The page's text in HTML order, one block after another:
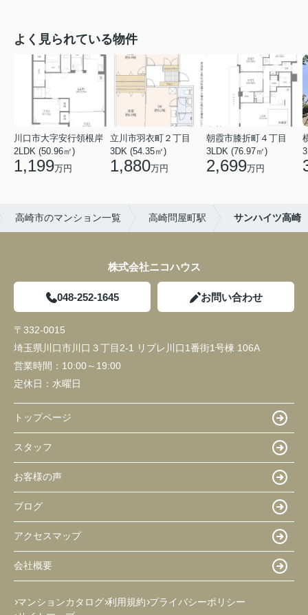
よく見られている物件
川口市大字安行領根岸
2LDK (50.96㎡)
1,199万円
立川市羽衣町２丁目
3DK (54.35㎡)
1,880万円
朝霞市膝折町４丁目
3LDK (76.97㎡)
2,699万円
高崎市のマンション一覧 高崎問屋町駅 サンハイツ高崎
株式会社ニコハウス
048-252-1645 お問い合わせ
〒332-0015
埼玉県川口市川口３丁目2-1 リプレ川口1番街1号棟 106A
営業時間： 10:00～19:00
定休日： 水曜日
トップページ
スタッフ
お客様の声
ブログ
アクセスマップ
会社概要
マンションカタログ 利用規約 プライバシーポリシー